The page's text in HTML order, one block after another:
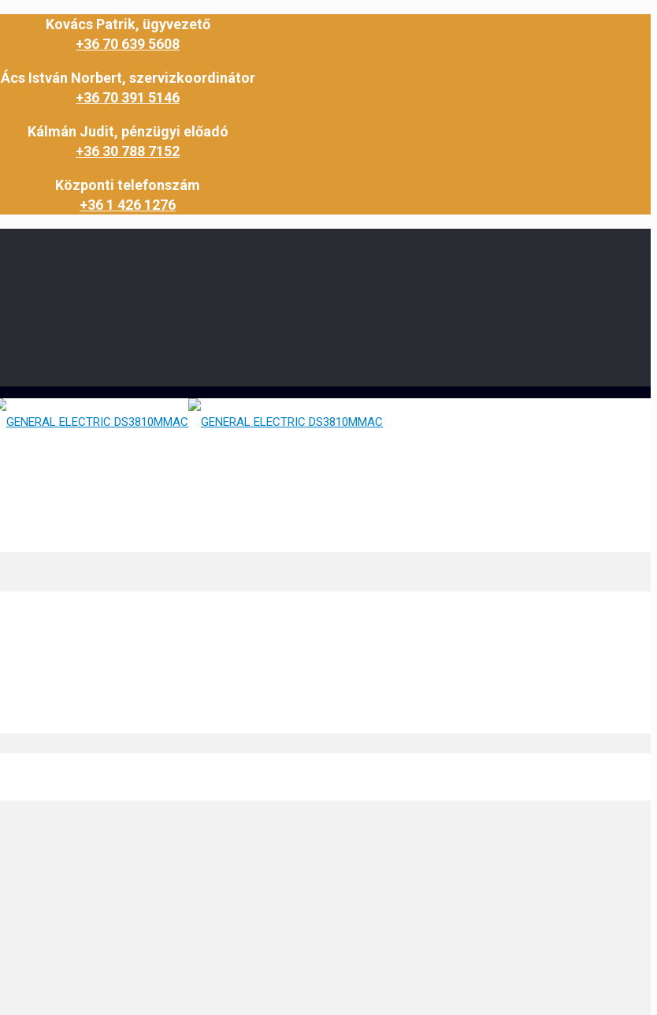
Kovács Patrik, ügyvezető
+36 70 639 5608
Ács István Norbert, szervizkoordinátor
+36 70 391 5146
Kálmán Judit, pénzügyi előadó
+36 30 788 7152
Központi telefonszám
+36 1 426 1276